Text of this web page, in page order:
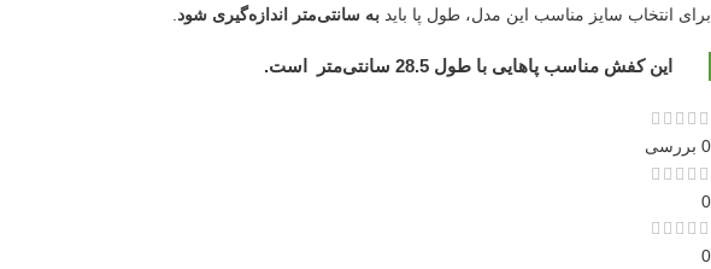
برای انتخاب سایز مناسب این مدل، طول پا باید به سانتی‌متر اندازه‌گیری شود
این کفش مناسب پاهایی با طول 28.5 سانتی‌متر است.
0 بررسی
0
0